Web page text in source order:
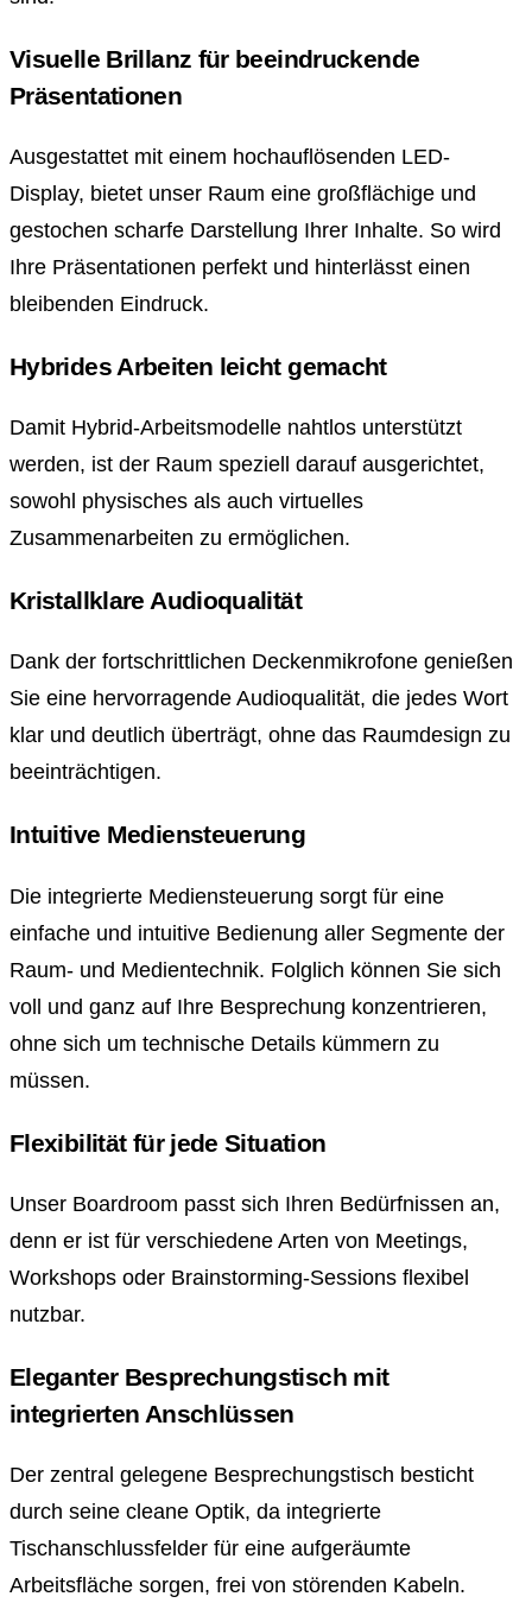
Visuelle Brillanz für beeindruckende
Präsentationen
Ausgestattet mit einem hochauflösenden LED-
Display, bietet unser Raum eine großflächige und
gestochen scharfe Darstellung Ihrer Inhalte. So wird
Ihre Präsentationen perfekt und hinterlässt einen
bleibenden Eindruck.
Hybrides Arbeiten leicht gemacht
Damit Hybrid-Arbeitsmodelle nahtlos unterstützt
werden, ist der Raum speziell darauf ausgerichtet,
sowohl physisches als auch virtuelles
Zusammenarbeiten zu ermöglichen.
Kristallklare Audioqualität
Dank der fortschrittlichen Deckenmikrofone genießen
Sie eine hervorragende Audioqualität, die jedes Wort
klar und deutlich überträgt, ohne das Raumdesign zu
beeinträchtigen.
Intuitive Mediensteuerung
Die integrierte Mediensteuerung sorgt für eine
einfache und intuitive Bedienung aller Segmente der
Raum- und Medientechnik. Folglich können Sie sich
voll und ganz auf Ihre Besprechung konzentrieren,
ohne sich um technische Details kümmern zu
müssen.
Flexibilität für jede Situation
Unser Boardroom passt sich Ihren Bedürfnissen an,
denn er ist für verschiedene Arten von Meetings,
Workshops oder Brainstorming-Sessions flexibel
nutzbar.
Eleganter Besprechungstisch mit
integrierten Anschlüssen
Der zentral gelegene Besprechungstisch besticht
durch seine cleane Optik, da integrierte
Tischanschlussfelder für eine aufgeräumte
Arbeitsfläche sorgen, frei von störenden Kabeln.